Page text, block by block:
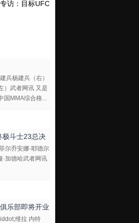
一架！
访：目标UFC金腰带 不做打酱油
兵杨建兵（右）
）武者网讯 又是
国MMA综合格...
极斗士23总决
尔乔安娜·耶德尔
·加德哈武者网讯
乐部即将开业
维拉 内特